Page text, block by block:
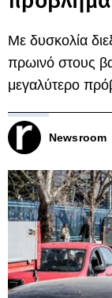
Με δυσκολία
πρωινό στους
μεγαλύτερο
Newsroom